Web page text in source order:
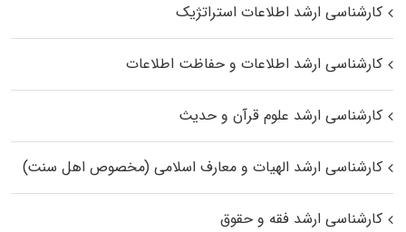
کارشناسی ارشد اطلاعات استراتژیک
کارشناسی ارشد اطلاعات و حفاظت اطلاعات
کارشناسی ارشد علوم قرآن و حدیث
کارشناسی ارشد الهیات و معارف اسلامی (مخصوص اهل سنت)
کارشناسی ارشد فقه و حقوق